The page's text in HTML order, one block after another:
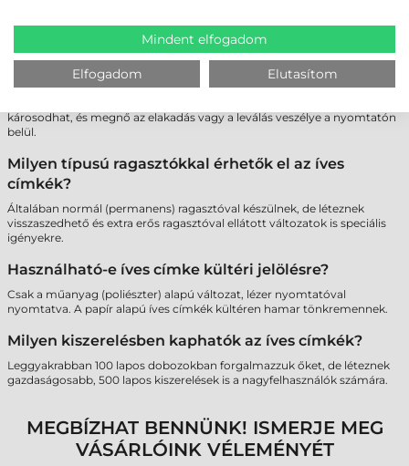
a papír akadálymentes haladását.
Lehet-e többször átküldeni ugyanazt a lapot a
nyomtatón, ha nem használtam fel minden címkét?
károsodhat, és megnő az elakadás vagy a leválás veszélye a nyomtatón
belül.
Milyen típusú ragasztókkal érhetők el az íves
címkék?
Általában normál (permanens) ragasztóval készülnek, de léteznek
visszaszedhető és extra erős ragasztóval ellátott változatok is speciális
igényekre.
Használható-e íves címke kültéri jelölésre?
Csak a műanyag (poliészter) alapú változat, lézer nyomtatóval
nyomtatva. A papír alapú íves címkék kültéren hamar tönkremennek.
Milyen kiszerelésben kaphatók az íves címkék?
Leggyakrabban 100 lapos dobozokban forgalmazzuk őket, de léteznek
gazdaságosabb, 500 lapos kiszerelések is a nagyfelhasználók számára.
MEGBÍZHAT BENNÜNK! ISMERJE MEG
VÁSÁRLÓINK VÉLEMÉNYÉT
Mindent elfogadom
Elfogadom Elutasítom